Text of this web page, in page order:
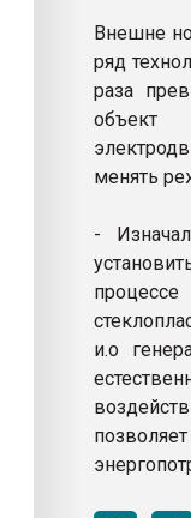
Внешне
ряд
раза
объект
менять
-
и.о